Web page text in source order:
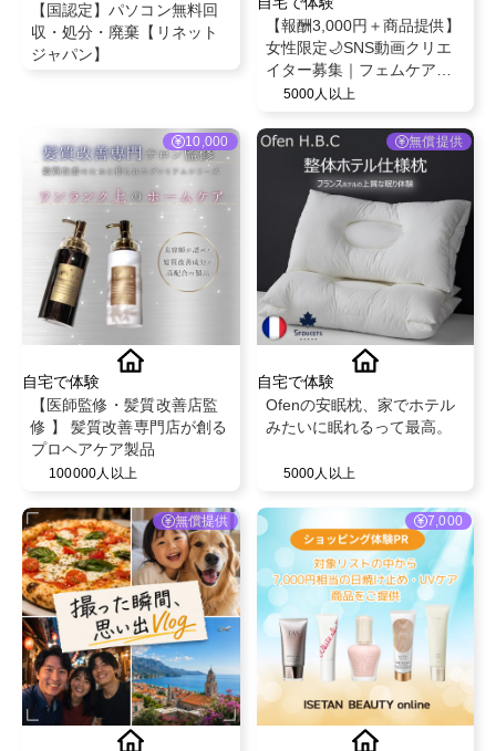
【国認定】パソコン無料回
収・処分・廃棄【リネット
ジャパン】
【報酬3,000円＋商品提供】
女性限定🌙SNS動画クリエ
イター募集｜フェムケアブ
ランド SOYLUNA
5000人以上
10,000
自宅で体験
【医師監修・髪質改善店監
修 】 髪質改善専門店が創る
プロヘアケア製品
100000人以上
無償提供
自宅で体験
Ofenの安眠枕、家でホテル
みたいに眠れるって最高。
5000人以上
無償提供 7,000